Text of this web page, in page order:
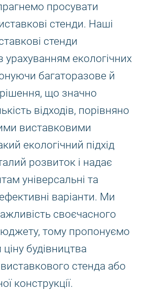
просувати
стенди. Наші
стенди
урахуванням екологічних
багаторазове й
що значно
відходів, порівняно
виставковими
екологічний підхід
розвиток і надає
універсальні та
варіанти. Ми
своєчасного
тому пропонуємо
будівництва
стенда або
конструкції.